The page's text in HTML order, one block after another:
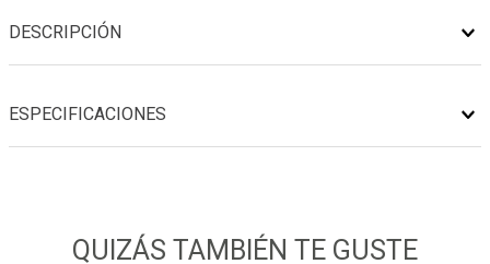
DESCRIPCIÓN
ESPECIFICACIONES
QUIZÁS TAMBIÉN TE GUSTE